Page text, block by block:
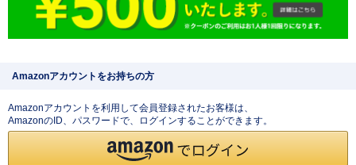
Amazonアカウントをお持ちの方
Amazonアカウントを利用して会員登録されたお客様は、
AmazonのID、パスワードで、ログインすることができます。